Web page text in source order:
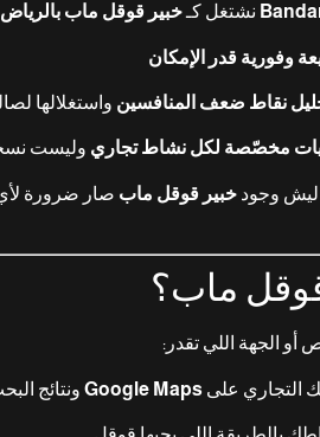
نشتغل كـخبير قوقل ماب بالرياض
وفورية قدر الإمكان
نقاط ضعف المنافسين واستغلالها
مخصّصة لكل نشاط تجاري وليست
ليش وجود خبير قوقل ماب صار ضرورة
ماب؟
أو الجهة اللي تقدر:
التجاري على Google Maps ونتائج